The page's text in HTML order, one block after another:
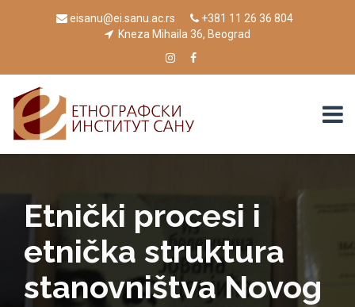
eisanu@ei.sanu.ac.rs
+381 11 26 36 804
Kneza Mihaila 36, Beograd
Etnički procesi i
etničkа strukturа
stаnovništvа Novog